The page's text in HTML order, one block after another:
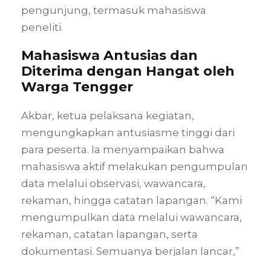
pengunjung, termasuk mahasiswa
peneliti.
Mahasiswa Antusias dan
Diterima dengan Hangat oleh
Warga Tengger
Akbar, ketua pelaksana kegiatan,
mengungkapkan antusiasme tinggi dari
para peserta. Ia menyampaikan bahwa
mahasiswa aktif melakukan pengumpulan
data melalui observasi, wawancara,
rekaman, hingga catatan lapangan. “Kami
mengumpulkan data melalui wawancara,
rekaman, catatan lapangan, serta
dokumentasi. Semuanya berjalan lancar,”